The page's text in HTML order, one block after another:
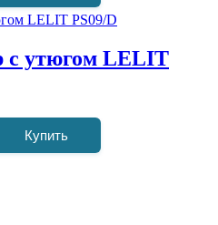
с утюгом LELIT
Купить